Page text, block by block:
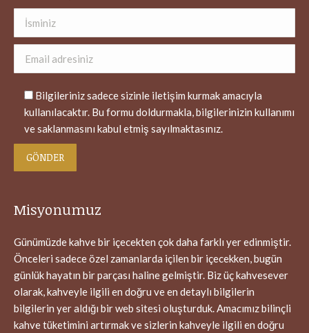
Bilgileriniz sadece sizinle iletişim kurmak amacıyla
kullanılacaktır. Bu formu doldurmakla, bilgilerinizin kullanımı
ve saklanmasını kabul etmiş sayılmaktasınız.
Misyonumuz
Günümüzde kahve bir içecekten çok daha farklı yer edinmiştir.
Önceleri sadece özel zamanlarda içilen bir içecekken, bugün
günlük hayatın bir parçası haline gelmiştir. Biz üç kahvesever
olarak, kahveyle ilgili en doğru ve en detaylı bilgilerin
bilgilerin yer aldığı bir web sitesi oluşturduk. Amacımız bilinçli
kahve tüketimini artırmak ve sizlerin kahveyle ilgili en doğru